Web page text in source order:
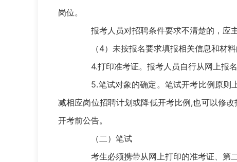
岗位。
报考人员对招聘条件要求不清楚的，应主
（4）未按报名要求填报相关信息和材料
4.打印准考证。报考人员自行从网上报名
5.笔试对象的确定。笔试开考比例原则上
减相应岗位招聘计划或降低开考比例,也可以修
开考前公告。
（二）笔试
考生必须携带从网上打印的准考证、第二